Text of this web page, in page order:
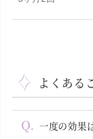
よくある
一度の効果